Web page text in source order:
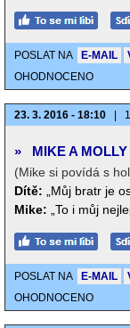
POSLAT NA E-MAIL
OHODNOCENO
23. 3. 2016 - 18:10
» MIKE A MOLLY
(Mike si povídá s
Dítě:
„Můj bratr je
Mike:
„To i můj
POSLAT NA E-MAIL
OHODNOCENO